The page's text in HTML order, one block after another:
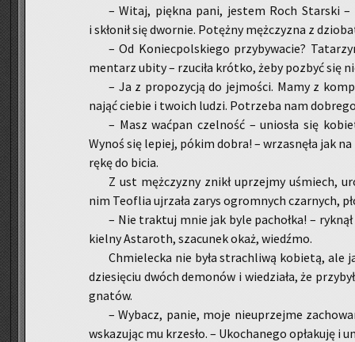
– Witaj, pięk­na pani, je­stem Roch Star­ski –
i skło­nił się dwor­nie. Po­tęż­ny męż­czy­zna z
– Od Ko­niec­pol­skie­go przy­by­wa­cie?
men­tarz ubity – rzu­ci­ła krót­ko, żeby po­zbyć się
– Ja z pro­po­zy­cją do jej­mo­ści. Mamy z
nająć cie­bie i two­ich ludzi. Po­trze­ba nam
– Masz wać­pan czel­ność – unio­sła się
Wynoś się le­piej, pókim dobra! – wrza­snę­ła jak
rękę do bicia.
Z ust męż­czy­zny znikł uprzej­my uśmiech,
nim Teo­flia uj­rza­ła zarys ogrom­nych czar­nych,
– Nie trak­tuj mnie jak byle pa­choł­ka! –
kiel­ny Asta­roth, sza­cu­nek okaż, wiedź­mo.
Chmie­lec­ka nie była stra­chli­wą ko­bie­tą, ale
dzie­się­ciu dwóch de­mo­nów i wie­dzia­ła, że
gna­tów.
– Wy­bacz, panie, moje nie­uprzej­me
wska­zu­jąc mu krze­sło. – Uko­cha­ne­go opła­ku­ję i